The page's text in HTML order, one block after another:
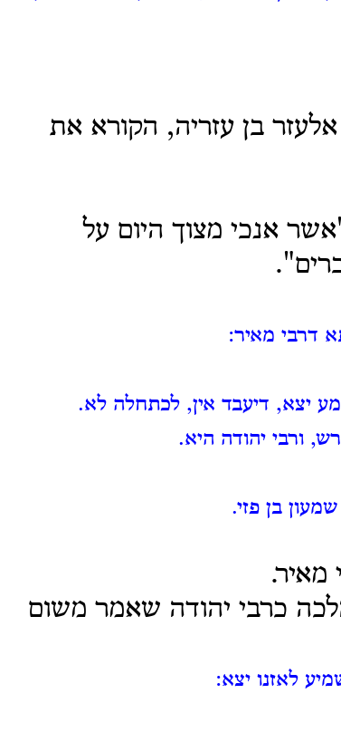
בן עזריה, הקורא את
אנכי מצוך היום על
דרבי מאיר:
יצא, דיעבד אין, לכתחלה לא.
ורבי יהודה היא.
בן פזי.
מאיר.
כרבי יהודה שאמר משום
לאזנו יצא: